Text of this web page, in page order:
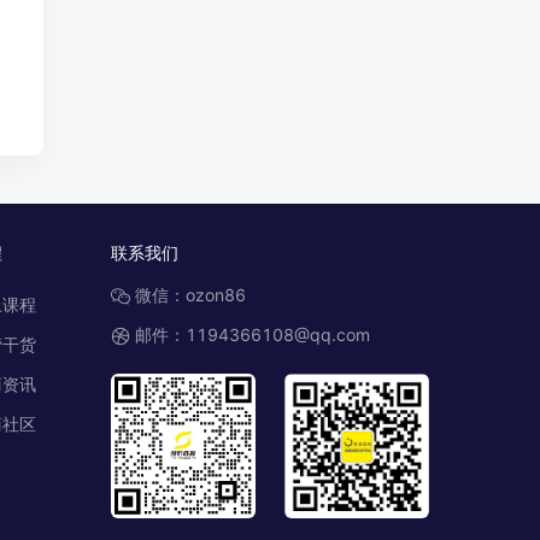
程
干货
资讯
区
联系我们
微信：ozon86
邮件：1194366108@qq.com